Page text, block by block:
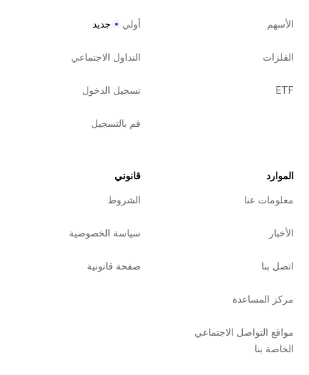
الأسهم
الفلزات
ETF
أولي جديد
التداول الاجتماعي
تسجيل الدخول
قم بالتسجيل
الموارد
معلومات عنا
الأخبار
اتصل بنا
مركز المساعدة
مواقع التواصل الاجتماعي
الخاصة بنا
قانوني
الشروط
سياسة الخصوصية
صفحة قانونية